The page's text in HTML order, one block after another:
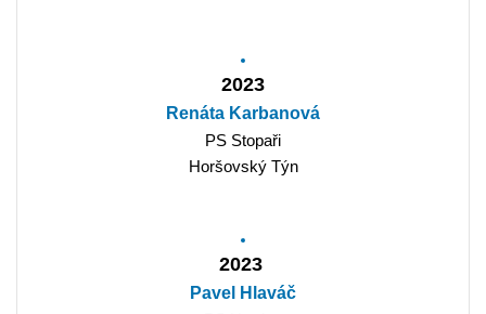
2023
Renáta Karbanová
PS Stopaři
Horšovský Týn
2023
Pavel Hlaváč